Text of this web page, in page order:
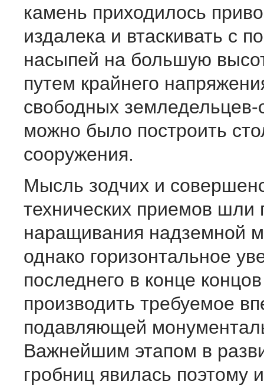
камень приходилось
издалека и втаскивать с
насыпей на большую
путем крайнего
свободных
можно было построить
сооружения.
Мысль зодчих и
технических приемов шли
наращивания надземной
однако горизонтальное
последнего в конце
производить требуемое
подавляющей
Важнейшим этапом в
гробниц явилась поэтому